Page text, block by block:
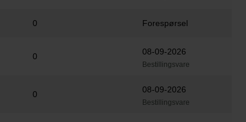
0 Forespørsel
0 08-09-2026
Bestillingsvare
0 08-09-2026
Bestillingsvare